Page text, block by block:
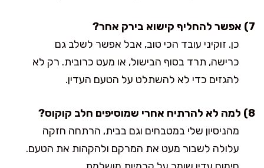
7) אפשר להחליף קישוא בירק אחר?
כן. זוקיני עובד הכי טוב, אבל אפשר לשלב גם
כרישה, תרד בסוף הבישול, או מעט כרובית. רק לא
להגזים כדי לא להשתלט על הטעם העדין.
8) למה לא להרתיח אחרי שמוסיפים חלב קוקוס?
מהניסיון שלי במטבחים וגם בבית, הרתחה חזקה
עלולה לשבור מעט את המרקם ולהקהות את הטעם.